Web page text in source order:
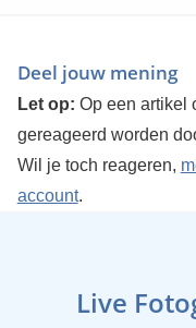
Deel jouw mening
Let op: Op een artikel
gereageerd worden
Wil je toch reageren,
account.
Live